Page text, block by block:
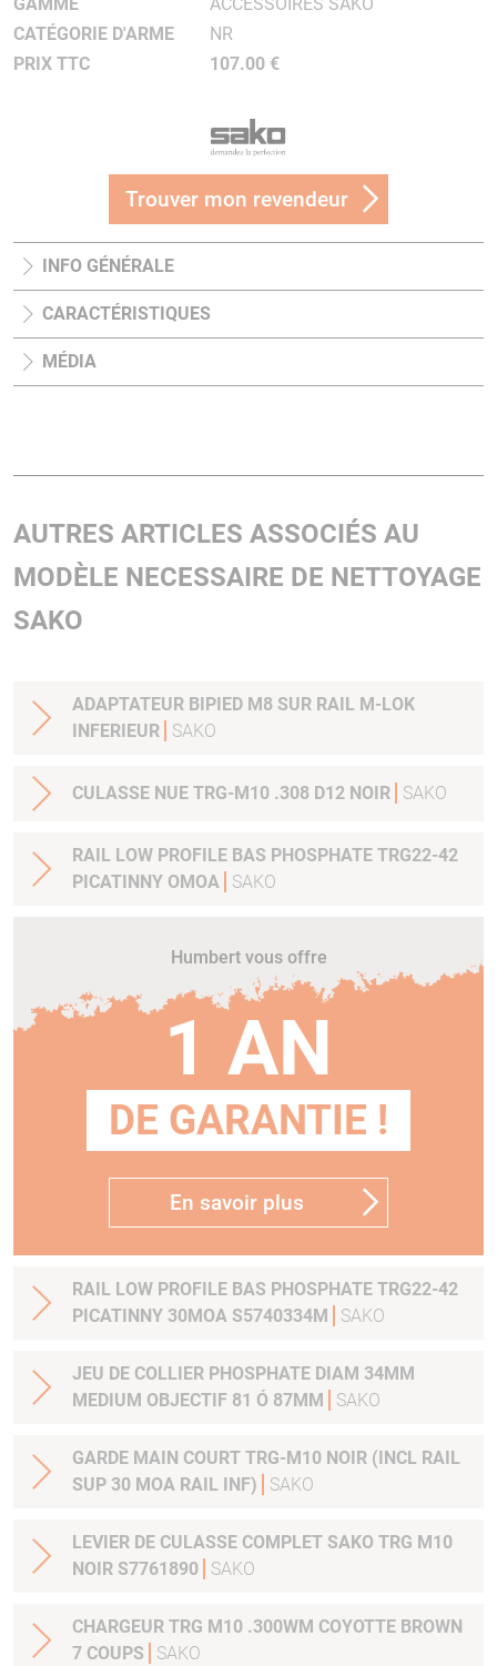
CATÉGORIE D'ARME
NR
PRIX TTC
107.00 €
Trouver mon revendeur
INFO GÉNÉRALE
CARACTÉRISTIQUES
MÉDIA
AUTRES ARTICLES ASSOCIÉS AU
MODÈLE NECESSAIRE DE NETTOYAGE
SAKO
ADAPTATEUR BIPIED M8 SUR RAIL M-LOK
INFERIEUR
SAKO
CULASSE NUE TRG-M10 .308 D12 NOIR SAKO
RAIL LOW PROFILE BAS PHOSPHATE TRG22-42
PICATINNY OMOA
SAKO
Humbert vous offre
1 AN
DE GARANTIE !
En savoir plus
RAIL LOW PROFILE BAS PHOSPHATE TRG22-42
PICATINNY 30MOA S5740334M
SAKO
JEU DE COLLIER PHOSPHATE DIAM 34MM
MEDIUM OBJECTIF 81 Ó 87MM
SAKO
GARDE MAIN COURT TRG-M10 NOIR (INCL RAIL
SUP 30 MOA RAIL INF)
SAKO
LEVIER DE CULASSE COMPLET SAKO TRG M10
NOIR S7761890
SAKO
CHARGEUR TRG M10 .300WM COYOTTE BROWN
7 COUPS
SAKO